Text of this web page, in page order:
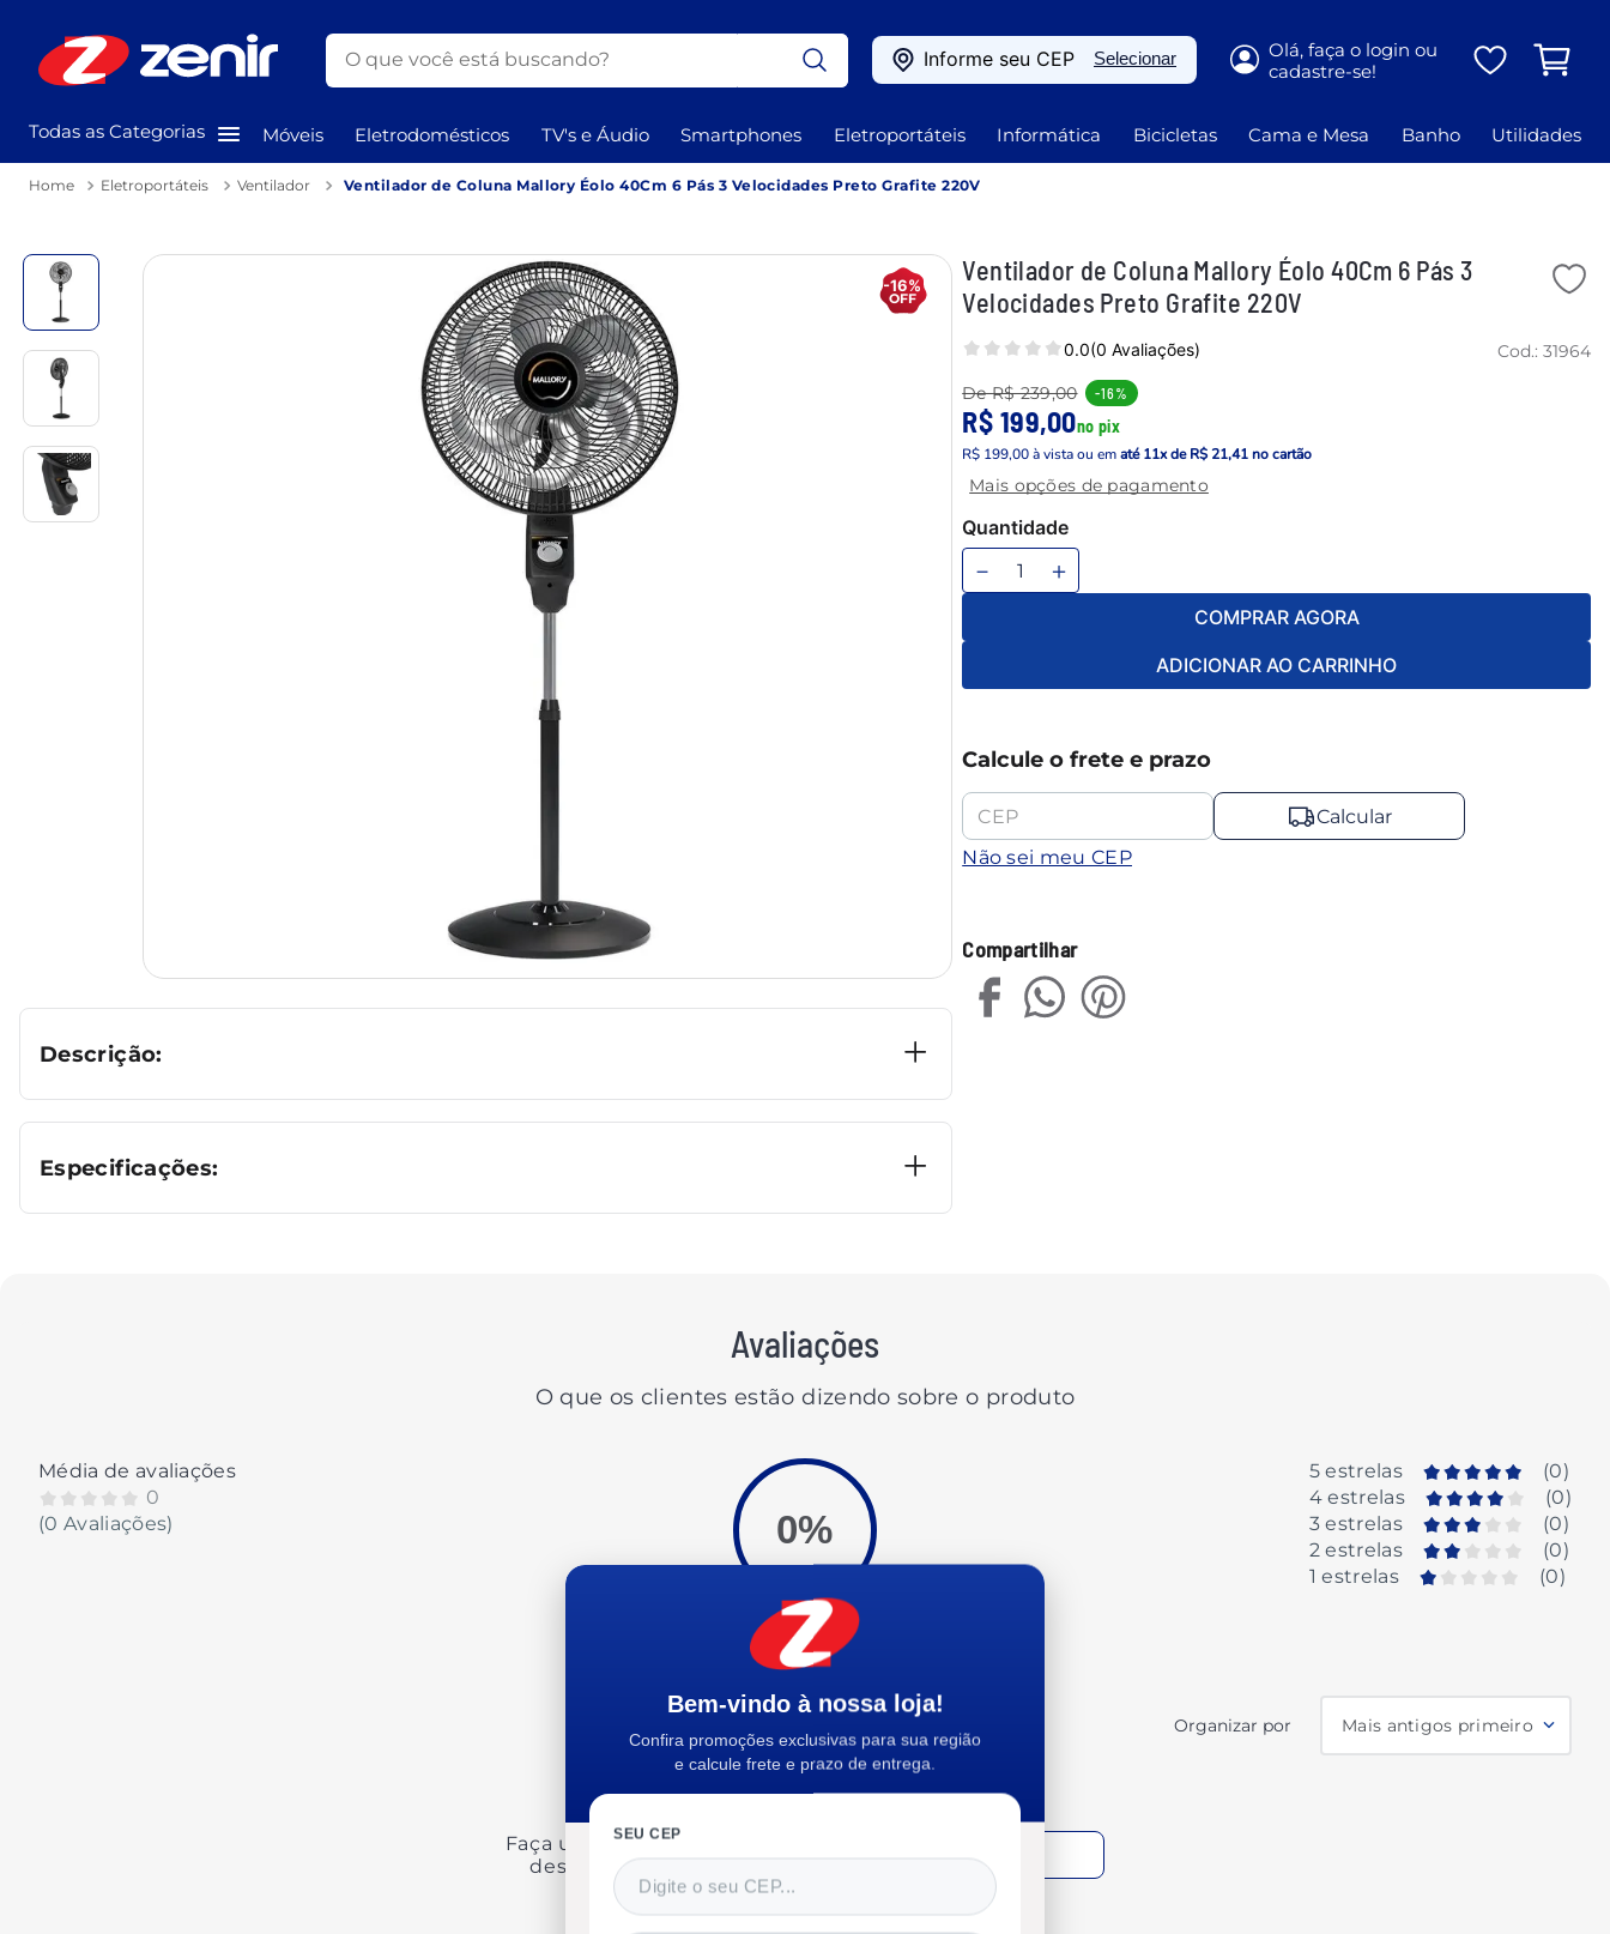
O que você está buscando?
Informe seu CEP Selecionar
Bem-vindo à nossa loja!
Confira promoções exclusivas para sua região
e calcule frete e prazo de entrega.
SEU CEP
Todas as Categorias Móveis Eletrodomésticos TV's e Áudio Smartphones Eletroportáteis Informática Bicicletas Cama e Mesa Banho Utilidades
Eletroportáteis Ventilador Ventilador de Coluna Mallory Éolo 40Cm 6 Pás 3 Velocidades Preto Grafite 220V
-16%
Descrição:
Especificações:
Ventilador de Coluna Mallory Éolo 40Cm 6 Pás 3
Velocidades Preto Grafite 220V
0.0(0 Avaliações) Cod.: 31964
DeR$ 239,00 -16%
R$ 199,00no pix
R$ 199,00à vistaou ematé11x de R$ 21,41no cartão
Mais opções de pagamento
Quantidade
＋
－
COMPRAR AGORA
ADICIONAR AO CARRINHO
Calcule o frete e prazo
Calcular
Não sei meu CEP
Compartilhar
Avaliações
O que os clientes estão dizendo sobre o produto
Média de avaliações
0
(0 Avaliações)
0%
Recomendam esse produto
5 estrelas (0)
4 estrelas
(0)
3 estrelas
(0)
2 estrelas
(0)
1 estrelas
(0)
Organizar por Mais antigos primeiro
Faça uma avaliação
deste produto
1º
guarda roupa
2º
geladeira
mesa
maquina lavar
ventilador